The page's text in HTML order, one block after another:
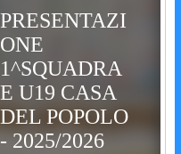
PRESENTAZI
ONE
1^SQUADRA
E U19 CASA
DEL POPOLO
- 2025/2026